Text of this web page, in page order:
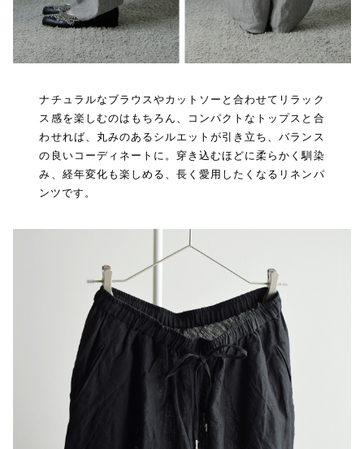
ナチュラルなブラウスやカットソーと合わせてリラック
ス感を楽しむのはもちろん、コンパクトなトップスと合
わせれば、丸みのあるシルエットが引き立ち、バランス
の良いコーディネートに。穿き込むほどに柔らかく馴染
み、経年変化も楽しめる、長く愛用したくなるリネンパ
ンツです。